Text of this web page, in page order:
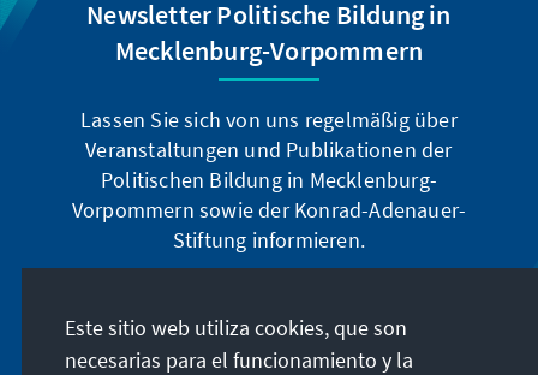
Newsletter Politische Bildung in
Mecklenburg-Vorpommern
Lassen Sie sich von uns regelmäßig über
Veranstaltungen und Publikationen der
Politischen Bildung in Mecklenburg-
Vorpommern sowie der Konrad-Adenauer-
Stiftung informieren.
Este sitio web utiliza cookies, que son
necesarias para el funcionamiento y la